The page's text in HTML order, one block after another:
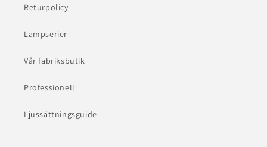
Returpolicy
Lampserier
Vår fabriksbutik
Professionell
Ljussättningsguide